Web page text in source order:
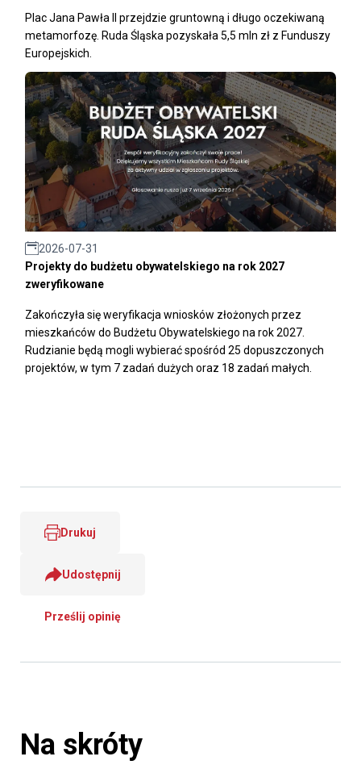
Plac Jana Pawła II przejdzie gruntowną i długo oczekiwaną
metamorfozę. Ruda Śląska pozyskała 5,5 mln zł z Funduszy
Europejskich.
2026-07-31
Projekty do budżetu obywatelskiego na rok 2027
zweryfikowane
Zakończyła się weryfikacja wniosków złożonych przez
mieszkańców do Budżetu Obywatelskiego na rok 2027.
Rudzianie będą mogli wybierać spośród 25 dopuszczonych
projektów, w tym 7 zadań dużych oraz 18 zadań małych.
Drukuj
Udostępnij
Prześlij opinię
Na skróty